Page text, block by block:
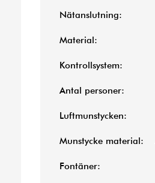
Nätanslutning:
Material:
Kontrollsystem:
Antal personer:
Luftmunstycken:
Munstycke material:
Fontäner: